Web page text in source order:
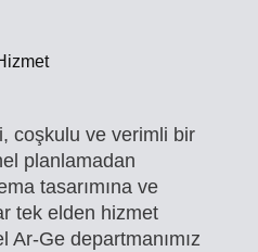
coşkulu ve verimli bir
planlamadan
tasarımına ve
tek elden hizmet
Ge departmanımız